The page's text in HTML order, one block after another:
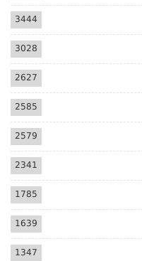
3444
3028
2627
2585
2579
2341
1785
1639
1347